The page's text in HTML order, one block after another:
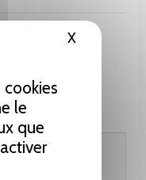
cookies
le
que
XMasquer